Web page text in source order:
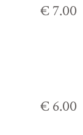
€ 7.00
€ 6.00